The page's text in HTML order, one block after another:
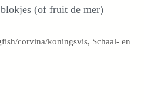
(of fruit de mer)
corvina/koningsvis, Schaal- en